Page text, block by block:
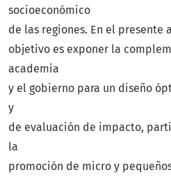
socioeconómico
de las regiones. En el
objetivo es exponer la
academia
y el gobierno para un diseño
y
de evaluación de impacto,
la
promoción de micro y